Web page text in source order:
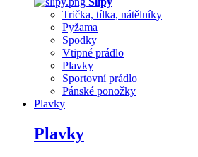
Trička, tílka, nátělníky
Pyžama
Spodky
Vtipné prádlo
Plavky
Sportovní prádlo
Pánské ponožky
Plavky
Plavky